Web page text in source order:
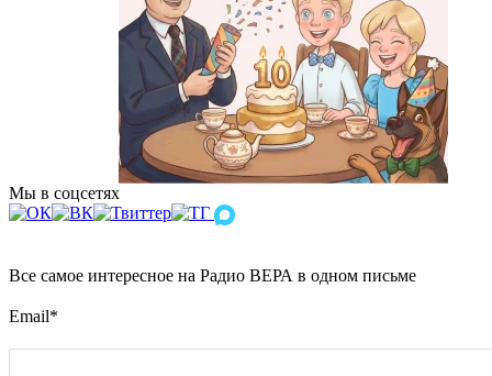
Мы в соцсетях
Все самое интересное на Радио ВЕРА в одном письме
Email*